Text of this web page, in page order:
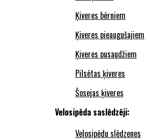
Ķiveres bērniem
Ķiveres pieaugušajiem
Ķiveres pusaudžiem
Pilsētas ķiveres
Šosejas ķiveres
Velosipēda saslēdzēji:
Velosipēdu slēdzenes